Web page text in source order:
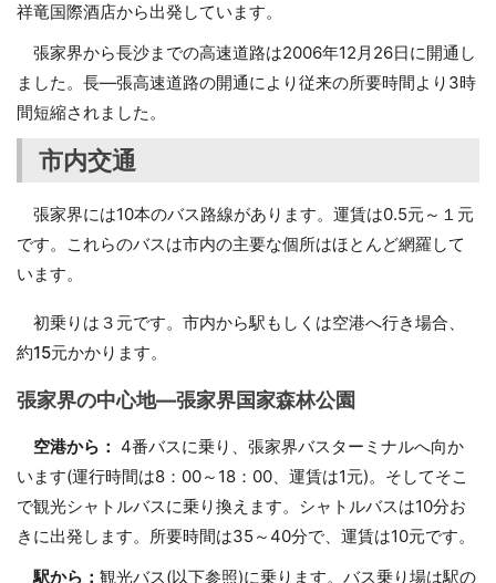
祥竜国際酒店から出発しています。
張家界から長沙までの高速道路は2006年12月26日に開通し
ました。長―張高速道路の開通により従来の所要時間より3時
間短縮されました。
市内交通
張家界には10本のバス路線があります。運賃は0.5元～１元
です。これらのバスは市内の主要な個所はほとんど網羅して
います。
初乗りは３元です。市内から駅もしくは空港へ行き場合、
約15元かかります。
張家界の中心地―張家界国家森林公園
空港から： 4番バスに乗り、張家界バスターミナルへ向か
います(運行時間は8：00～18：00、運賃は1元)。そしてそこ
で観光シャトルバスに乗り換えます。シャトルバスは10分お
きに出発します。所要時間は35～40分で、運賃は10元です。
駅から： 観光バス(以下参照)に乗ります。バス乗り場は駅の